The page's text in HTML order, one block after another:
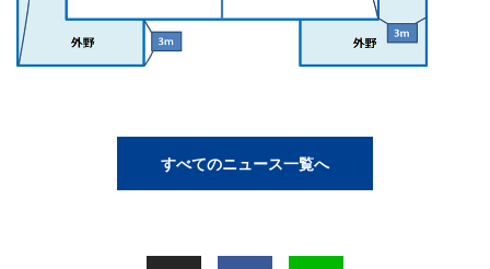
すべてのニュース一覧へ